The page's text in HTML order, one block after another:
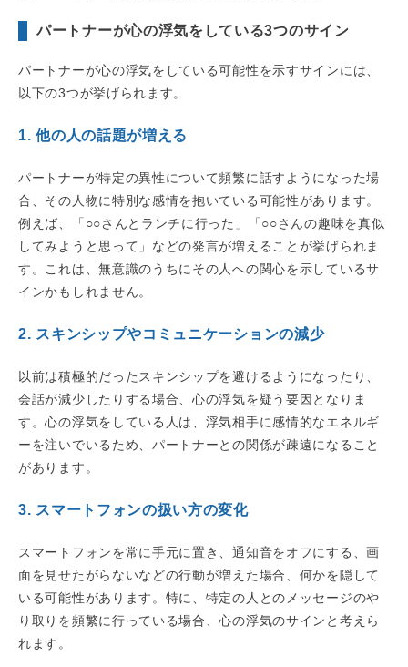
パートナーが心の浮気をしている3つのサイン
パートナーが心の浮気をしている可能性を示すサインには、
以下の3つが挙げられます。
1. 他の人の話題が増える
パートナーが特定の異性について頻繁に話すようになった場
合、その人物に特別な感情を抱いている可能性があります。
例えば、「○○さんとランチに行った」「○○さんの趣味を真似
してみようと思って」などの発言が増えることが挙げられま
す。これは、無意識のうちにその人への関心を示しているサ
インかもしれません。
2. スキンシップやコミュニケーションの減少
以前は積極的だったスキンシップを避けるようになったり、
会話が減少したりする場合、心の浮気を疑う要因となりま
す。心の浮気をしている人は、浮気相手に感情的なエネルギ
ーを注いでいるため、パートナーとの関係が疎遠になること
があります。
3. スマートフォンの扱い方の変化
スマートフォンを常に手元に置き、通知音をオフにする、画
面を見せたがらないなどの行動が増えた場合、何かを隠して
いる可能性があります。特に、特定の人とのメッセージのや
り取りを頻繁に行っている場合、心の浮気のサインと考えら
れます。